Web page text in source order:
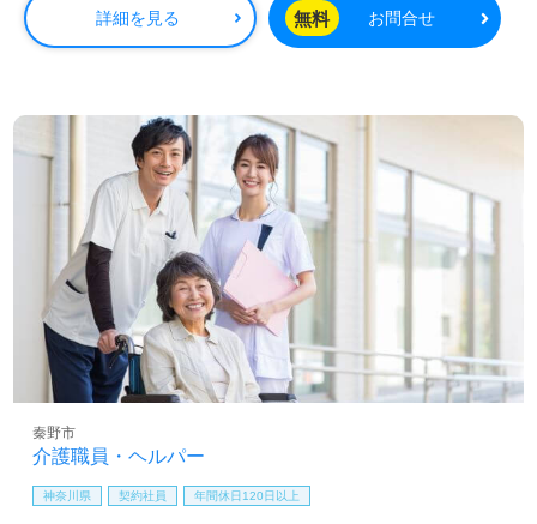
詳細を見る 無料 お問合せ
介護職員・ヘルパー
秦野市
神奈川県 契約社員 年間休日120日以上